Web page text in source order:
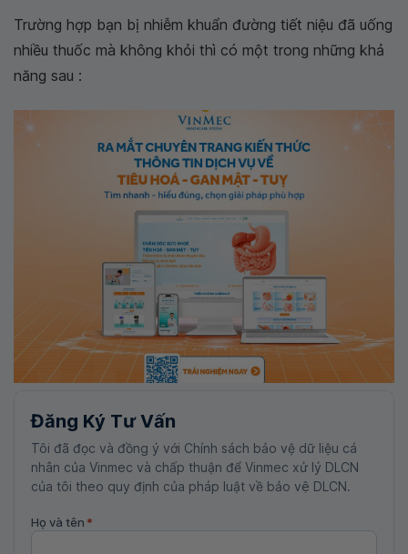
Trường hợp bạn bị nhiễm khuẩn đường tiết niệu đã uống
nhiều thuốc mà không khỏi thì có một trong những khả
năng sau :
Đăng Ký Tư Vấn
Tôi đã đọc và đồng ý với Chính sách bảo vệ dữ liệu cá
nhân của Vinmec và chấp thuận để Vinmec xử lý DLCN
của tôi theo quy định của pháp luật về bảo vệ DLCN.
Họ và tên *